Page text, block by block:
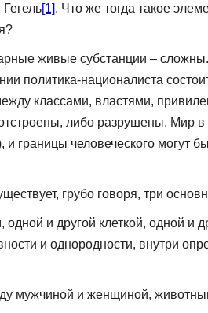
[1]. Что же тогда такое
живые субстанции –
политика-националиста
классами, властями,
либо разрушены. Мир в
человеческого могут
грубо говоря, три
и другой клеткой, одной и
и однородности, внутри
мужчиной и женщиной,